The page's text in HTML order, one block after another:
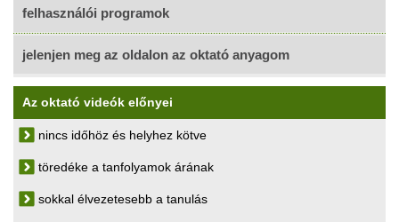
felhasználói programok
jelenjen meg az oldalon az oktató anyagom
Az oktató videók előnyei
nincs időhöz és helyhez kötve
töredéke a tanfolyamok árának
sokkal élvezetesebb a tanulás